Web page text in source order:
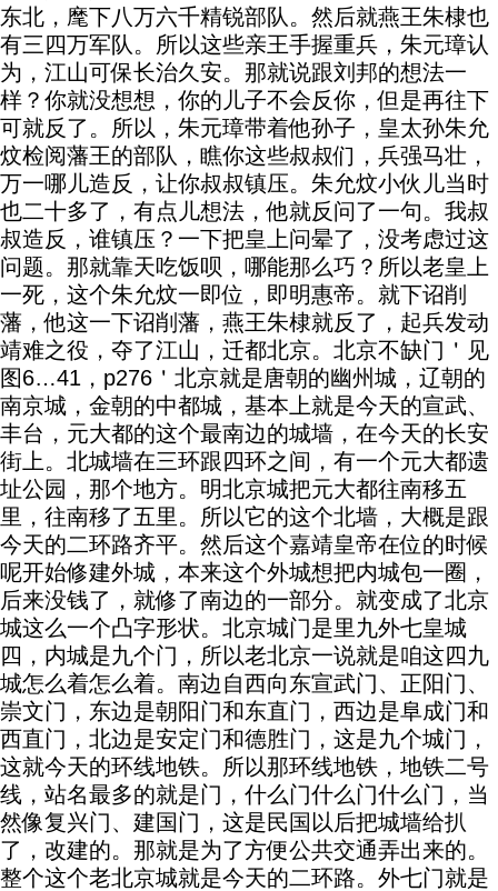
东北，麾下八万六千精锐部队。然后就燕王朱棣也
有三四万军队。所以这些亲王手握重兵，朱元璋认
为，江山可保长治久安。那就说跟刘邦的想法一
样？你就没想想，你的儿子不会反你，但是再往下
可就反了。所以，朱元璋带着他孙子，皇太孙朱允
炆检阅藩王的部队，瞧你这些叔叔们，兵强马壮，
万一哪儿造反，让你叔叔镇压。朱允炆小伙儿当时
也二十多了，有点儿想法，他就反问了一句。我叔
叔造反，谁镇压？一下把皇上问晕了，没考虑过这
问题。那就靠天吃饭呗，哪能那么巧？所以老皇上
一死，这个朱允炆一即位，即明惠帝。就下诏削
藩，他这一下诏削藩，燕王朱棣就反了，起兵发动
靖难之役，夺了江山，迁都北京。北京不缺门＇见
图6…41，p276＇北京就是唐朝的幽州城，辽朝的
南京城，金朝的中都城，基本上就是今天的宣武、
丰台，元大都的这个最南边的城墙，在今天的长安
街上。北城墙在三环跟四环之间，有一个元大都遗
址公园，那个地方。明北京城把元大都往南移五
里，往南移了五里。所以它的这个北墙，大概是跟
今天的二环路齐平。然后这个嘉靖皇帝在位的时候
呢开始修建外城，本来这个外城想把内城包一圈，
后来没钱了，就修了南边的一部分。就变成了北京
城这么一个凸字形状。北京城门是里九外七皇城
四，内城是九个门，所以老北京一说就是咱这四九
城怎么着怎么着。南边自西向东宣武门、正阳门、
崇文门，东边是朝阳门和东直门，西边是阜成门和
西直门，北边是安定门和德胜门，这是九个城门，
这就今天的环线地铁。所以那环线地铁，地铁二号
线，站名最多的就是门，什么门什么门什么门，当
然像复兴门、建国门，这是民国以后把城墙给扒
了，改建的。那就是为了方便公共交通弄出来的。
整个这个老北京城就是今天的二环路。外七门就是